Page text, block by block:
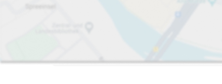
från 6,00 kr
Priser och betalning